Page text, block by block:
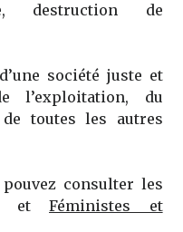
destruction de
société juste et
l’exploitation, du
toutes les autres
consulter les
etFéministes et